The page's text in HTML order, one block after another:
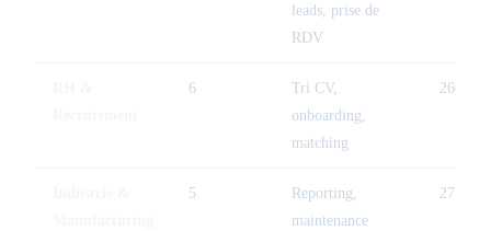
leads, prise de
RDV
6
Tri CV,
onboarding,
matching
260 %
5
Reporting,
maintenance
275 %